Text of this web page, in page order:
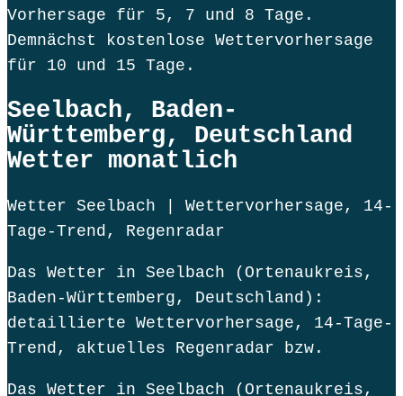
Vorhersage für 5, 7 und 8 Tage.
Demnächst kostenlose Wettervorhersage
für 10 und 15 Tage.
Seelbach, Baden-
Württemberg, Deutschland
Wetter monatlich
Wetter Seelbach | Wettervorhersage, 14-
Tage-Trend, Regenradar
Das Wetter in Seelbach (Ortenaukreis,
Baden-Württemberg, Deutschland):
detaillierte Wettervorhersage, 14-Tage-
Trend, aktuelles Regenradar bzw.
Das Wetter in Seelbach (Ortenaukreis,